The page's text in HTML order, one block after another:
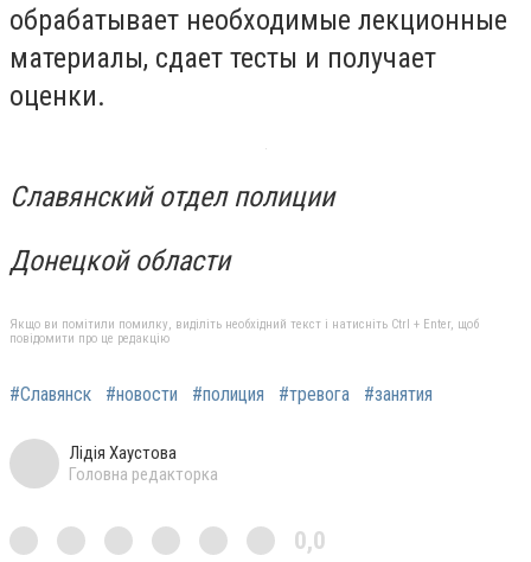
обрабатывает необходимые лекционные
материалы, сдает тесты и получает
оценки.
Славянский отдел полиции
Донецкой области
Якщо ви помітили помилку, виділіть необхідний текст і натисніть Ctrl + Enter, щоб
повідомити про це редакцію
#Славянск #новости #полиция #тревога #занятия
Лідія Хаустова
Головна редакторка
0,0